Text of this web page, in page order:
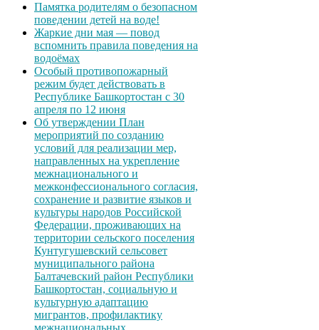
Памятка родителям о безопасном
поведении детей на воде!
Жаркие дни мая — повод
вспомнить правила поведения на
водоёмах
Особый противопожарный
режим будет действовать в
Республике Башкортостан с 30
апреля по 12 июня
Об утверждении План
мероприятий по созданию
условий для реализации мер,
направленных на укрепление
межнационального и
межконфессионального согласия,
сохранение и развитие языков и
культуры народов Российской
Федерации, проживающих на
территории сельского поселения
Кунтугушевский сельсовет
муниципального района
Балтачевский район Республики
Башкортостан, социальную и
культурную адаптацию
мигрантов, профилактику